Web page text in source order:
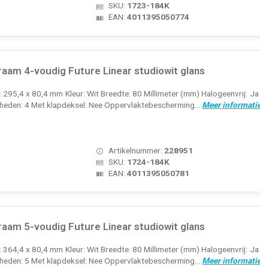
SKU: 1723-184K
EAN:4011395050774
4-voudig Future Linear studiowit glans
x 80,4 mm Kleur: Wit Breedte: 80 Millimeter (mm) Halogeenvrij:
4 Met klapdeksel: Nee Oppervlaktebescherming... Meer
Artikelnummer: 228951
SKU: 1724-184K
EAN:4011395050781
5-voudig Future Linear studiowit glans
x 80,4 mm Kleur: Wit Breedte: 80 Millimeter (mm) Halogeenvrij:
5 Met klapdeksel: Nee Oppervlaktebescherming... Meer